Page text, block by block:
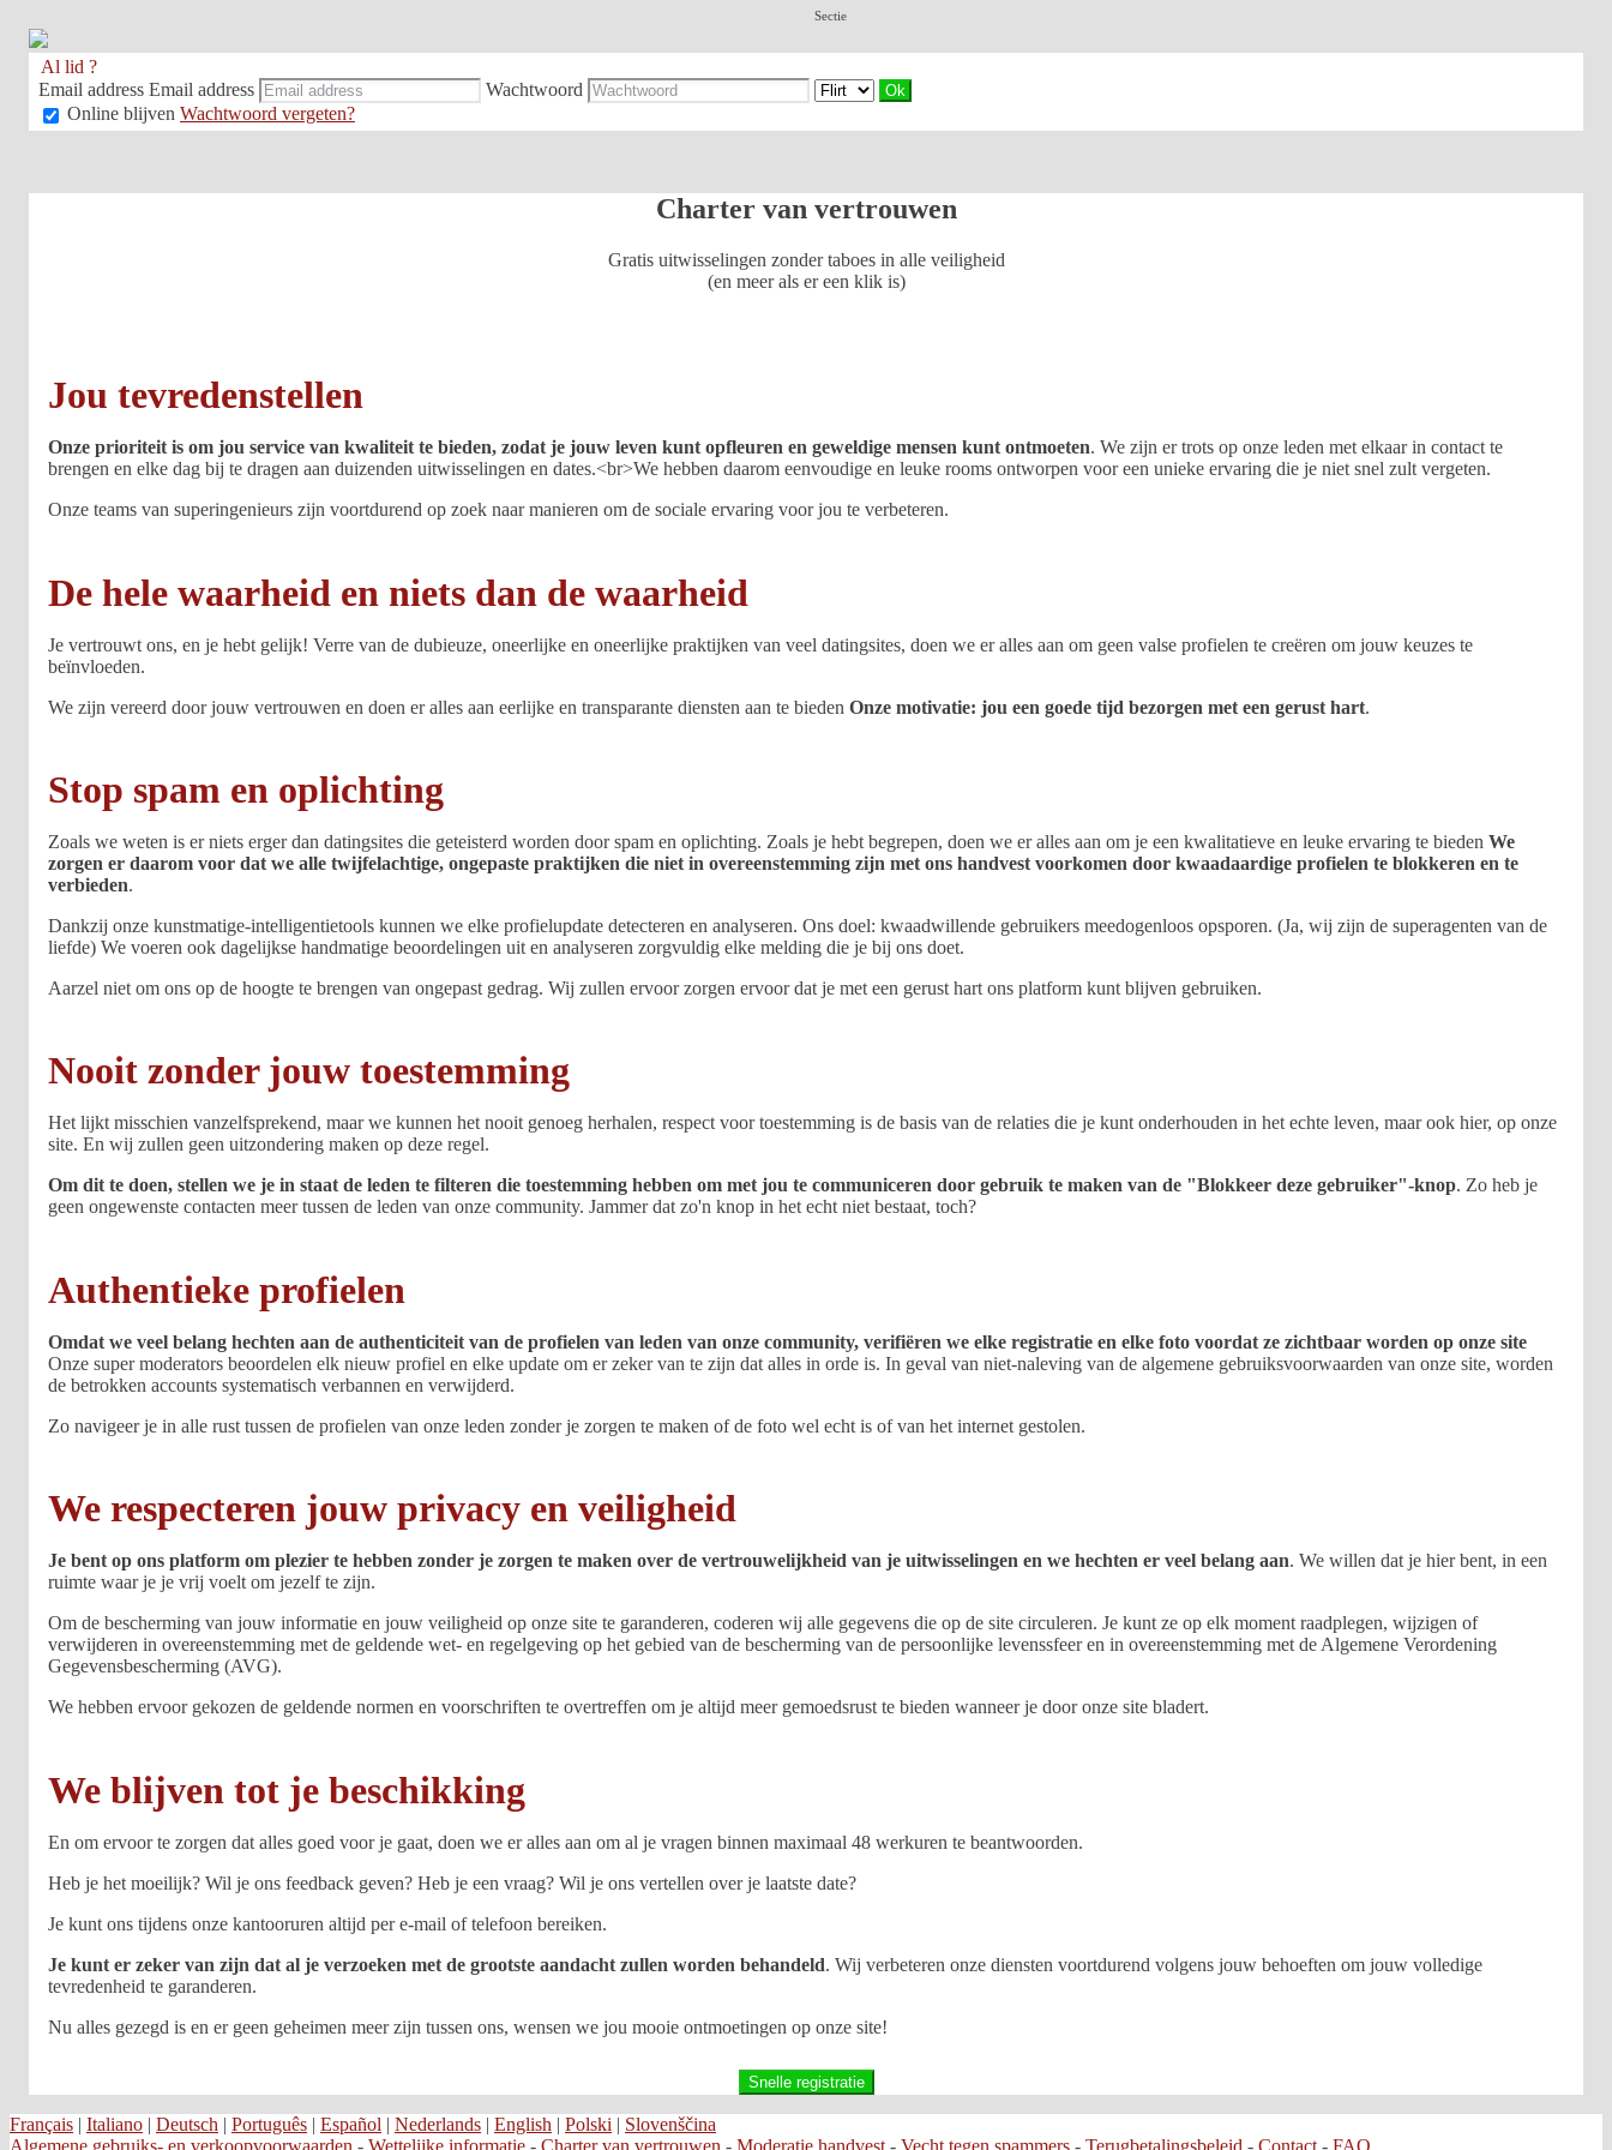
Al lid ?
Email address Email address Wachtwoord
Sectie
Online blijven Wachtwoord vergeten?
Charter van vertrouwen
Gratis uitwisselingen zonder taboes in alle veiligheid
(en meer als er een klik is)
Jou tevredenstellen
Onze prioriteit is om jou service van kwaliteit te bieden, zodat je jouw leven kunt opfleuren en geweldige mensen kunt ontmoeten. We zijn er trots op onze leden met elkaar in contact te
brengen en elke dag bij te dragen aan duizenden uitwisselingen en dates.<br>We hebben daarom eenvoudige en leuke rooms ontworpen voor een unieke ervaring die je niet snel zult vergeten.
Onze teams van superingenieurs zijn voortdurend op zoek naar manieren om de sociale ervaring voor jou te verbeteren.
De hele waarheid en niets dan de waarheid
Je vertrouwt ons, en je hebt gelijk! Verre van de dubieuze, oneerlijke en oneerlijke praktijken van veel datingsites, doen we er alles aan om geen valse profielen te creëren om jouw keuzes te
beïnvloeden.
We zijn vereerd door jouw vertrouwen en doen er alles aan eerlijke en transparante diensten aan te bieden Onze motivatie: jou een goede tijd bezorgen met een gerust hart.
Stop spam en oplichting
Zoals we weten is er niets erger dan datingsites die geteisterd worden door spam en oplichting. Zoals je hebt begrepen, doen we er alles aan om je een kwalitatieve en leuke ervaring te bieden We
zorgen er daarom voor dat we alle twijfelachtige, ongepaste praktijken die niet in overeenstemming zijn met ons handvest voorkomen door kwaadaardige profielen te blokkeren en te
verbieden.
Dankzij onze kunstmatige-intelligentietools kunnen we elke profielupdate detecteren en analyseren. Ons doel: kwaadwillende gebruikers meedogenloos opsporen. (Ja, wij zijn de superagenten van de
liefde) We voeren ook dagelijkse handmatige beoordelingen uit en analyseren zorgvuldig elke melding die je bij ons doet.
Aarzel niet om ons op de hoogte te brengen van ongepast gedrag. Wij zullen ervoor zorgen ervoor dat je met een gerust hart ons platform kunt blijven gebruiken.
Nooit zonder jouw toestemming
Het lijkt misschien vanzelfsprekend, maar we kunnen het nooit genoeg herhalen, respect voor toestemming is de basis van de relaties die je kunt onderhouden in het echte leven, maar ook hier, op onze
site. En wij zullen geen uitzondering maken op deze regel.
Om dit te doen, stellen we je in staat de leden te filteren die toestemming hebben om met jou te communiceren door gebruik te maken van de "Blokkeer deze gebruiker"-knop. Zo heb je
geen ongewenste contacten meer tussen de leden van onze community. Jammer dat zo'n knop in het echt niet bestaat, toch?
Authentieke profielen
Omdat we veel belang hechten aan de authenticiteit van de profielen van leden van onze community, verifiëren we elke registratie en elke foto voordat ze zichtbaar worden op onze site
Onze super moderators beoordelen elk nieuw profiel en elke update om er zeker van te zijn dat alles in orde is. In geval van niet-naleving van de algemene gebruiksvoorwaarden van onze site, worden
de betrokken accounts systematisch verbannen en verwijderd.
Zo navigeer je in alle rust tussen de profielen van onze leden zonder je zorgen te maken of de foto wel echt is of van het internet gestolen.
We respecteren jouw privacy en veiligheid
Je bent op ons platform om plezier te hebben zonder je zorgen te maken over de vertrouwelijkheid van je uitwisselingen en we hechten er veel belang aan. We willen dat je hier bent, in een
ruimte waar je je vrij voelt om jezelf te zijn.
Om de bescherming van jouw informatie en jouw veiligheid op onze site te garanderen, coderen wij alle gegevens die op de site circuleren. Je kunt ze op elk moment raadplegen, wijzigen of
verwijderen in overeenstemming met de geldende wet- en regelgeving op het gebied van de bescherming van de persoonlijke levenssfeer en in overeenstemming met de Algemene Verordening
Gegevensbescherming (AVG).
We hebben ervoor gekozen de geldende normen en voorschriften te overtreffen om je altijd meer gemoedsrust te bieden wanneer je door onze site bladert.
We blijven tot je beschikking
En om ervoor te zorgen dat alles goed voor je gaat, doen we er alles aan om al je vragen binnen maximaal 48 werkuren te beantwoorden.
Heb je het moeilijk? Wil je ons feedback geven? Heb je een vraag? Wil je ons vertellen over je laatste date?
Je kunt ons tijdens onze kantooruren altijd per e-mail of telefoon bereiken.
Je kunt er zeker van zijn dat al je verzoeken met de grootste aandacht zullen worden behandeld. Wij verbeteren onze diensten voortdurend volgens jouw behoeften om jouw volledige
tevredenheid te garanderen.
Nu alles gezegd is en er geen geheimen meer zijn tussen ons, wensen we jou mooie ontmoetingen op onze site!
Snelle registratie
Français | Italiano | Deutsch | Português | Español | Nederlands | English | Polski | Slovenščina
Algemene gebruiks- en verkoopvoorwaarden - Wettelijke informatie - Charter van vertrouwen - Moderatie handvest - Vecht tegen spammers - Terugbetalingsbeleid - Contact - FAQ